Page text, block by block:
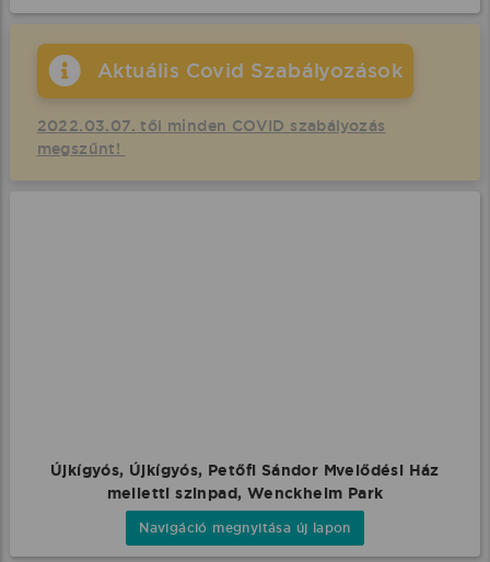
Aktuális Covid Szabályozások
2022.03.07. től minden COVID szabályozás
megszűnt!
Újkígyós, Újkígyós, Petőfi Sándor Mvelődési Ház
melletti szinpad, Wenckheim Park
Navigáció megnyitása új lapon